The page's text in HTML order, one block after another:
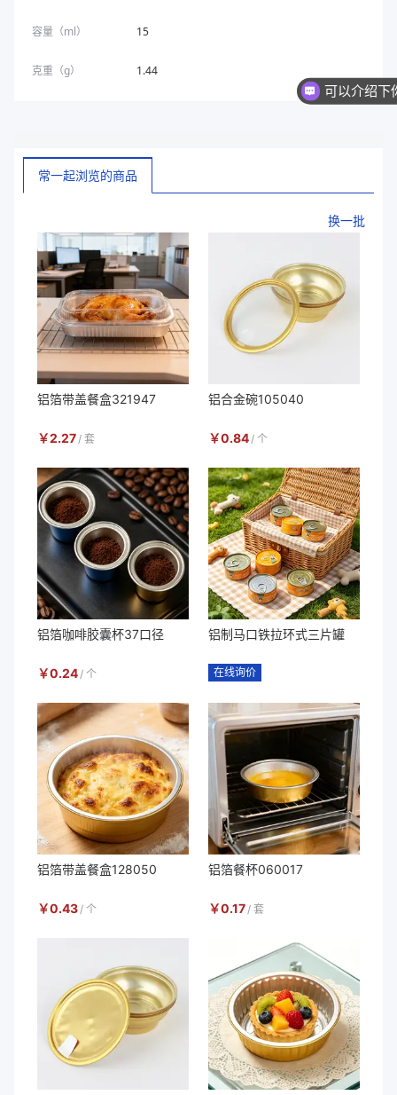
容量（ml） 15
克重（g） 1.44
常一起浏览的商品
换一批
铝箔带盖餐盒321947
￥2.27 / 套
铝合金碗105040
￥0.84 / 个
铝箔咖啡胶囊杯37口径
￥0.24 / 个
铝制马口铁拉环式三片罐
在线询价
铝箔带盖餐盒128050
￥0.43 / 个
铝箔餐杯060017
￥0.17 / 套